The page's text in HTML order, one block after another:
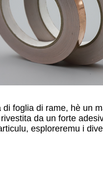
foglia di rame, hè un
da un forte
esploreremu i